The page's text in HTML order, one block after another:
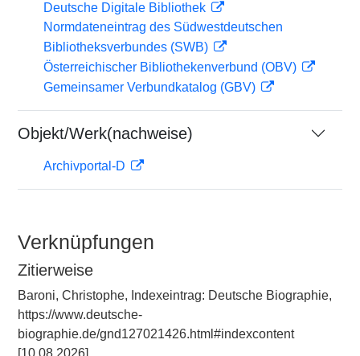
Deutsche Digitale Bibliothek
Normdateneintrag des Südwestdeutschen
Bibliotheksverbundes (SWB)
Österreichischer Bibliothekenverbund (OBV)
Gemeinsamer Verbundkatalog (GBV)
Objekt/Werk(nachweise)
Archivportal-D
Verknüpfungen
Zitierweise
Baroni, Christophe, Indexeintrag: Deutsche Biographie,
https://www.deutsche-
biographie.de/gnd127021426.html#indexcontent
[10.08.2026].